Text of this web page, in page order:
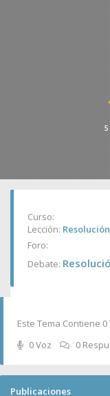
5
Curso:
Lección:
Foro:
Debate:
Este Tema Contiene
0 Voz
0
Publicaciones